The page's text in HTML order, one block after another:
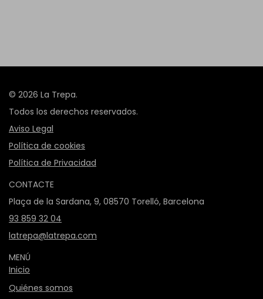
© 2026 La Trepa.
Todos los derechos reservados.
Aviso Legal
Política de cookies
Política de Privacidad
CONTACTE
Plaça de la Sardana, 9, 08570 Torelló, Barcelona
93 859 32 04
latrepa@latrepa.com
MENÚ
Inicio
Quiénes somos